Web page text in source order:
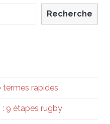
Recherche
termes rapides
9 étapes rugby